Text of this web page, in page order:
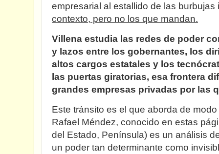
empresarial al estallido de las burbujas
contexto, pero no los que mandan.
Villena estudia las redes de poder
y lazos entre los gobernantes, los
altos cargos estatales y los
las puertas giratorias, esa frontera
grandes empresas privadas por las
Este tránsito es el que aborda de
Rafael Méndez, conocido en estas
del Estado, Península) es un análisis
un poder tan determinante como